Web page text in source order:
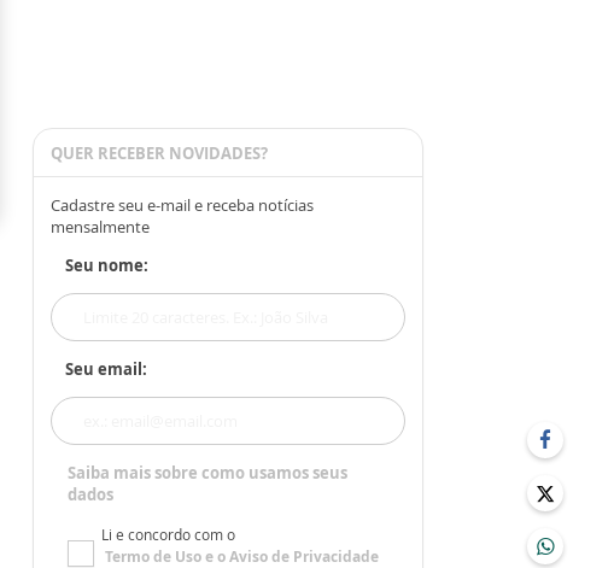
QUER RECEBER NOVIDADES?
Cadastre seu e-mail e receba notícias
mensalmente
Seu nome:
Seu email:
Saiba mais sobre como usamos seus
dados
Li e concordo com o
Termo de Usoe oAviso de Privacidade